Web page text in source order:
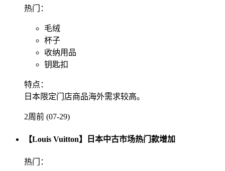
热门：
毛绒
杯子
收纳用品
钥匙扣
特点：
日本限定门店商品海外需求较高。
2周前 (07-29)
【Louis Vuitton】日本中古市场热门款增加
热门：